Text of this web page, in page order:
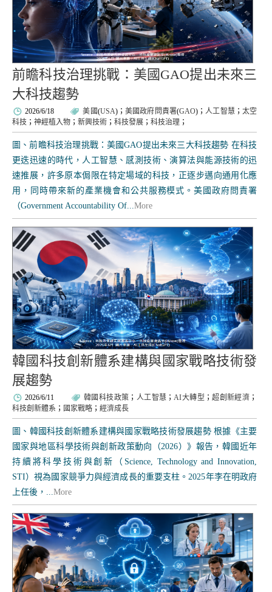
前瞻科技治理挑戰：美國GAO提出未來三
大科技趨勢
2026/6/18 美國(USA)； 美國政府問責署(GAO)；人工智慧； 太空
科技 ； 神經植入物 ； 新興技術 ； 科技發展 ； 科技治理 ；
圖、前瞻科技治理挑戰：美國GAO提出未來三大科技趨勢 在科技
更迭迅速的時代，人工智慧、感測技術、演算法與能源技術的迅
速推展，許多原本侷限在特定場域的科技，正逐步邁向通用化應
用，同時帶來新的產業機會和公共服務模式。美國政府問責署
（Government Accountability Of...More
韓國科技創新體系建構與國家戰略技術發
展趨勢
2026/6/11 韓國科技政策 ； 人工智慧 ；AI大轉型 ； 超創新經濟 ；
科技創新體系 ； 國家戰略 ； 經濟成長
圖、韓國科技創新體系建構與國家戰略技術發展趨勢 根據《主要
國家與地區科學技術與創新政策動向（2026）》報告，韓國近年
持續將科學技術與創新（Science, Technology and Innovation,
STI）視為國家競爭力與經濟成長的重要支柱。2025年李在明政府
上任後，...More